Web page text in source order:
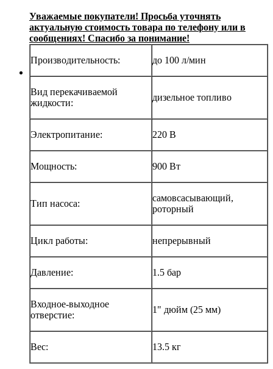
Уважаемые покупатели! Просьба уточнять
актуальную стоимость товара по телефону или в
сообщениях! Спасибо за понимание!
Производительность: до 100 л/мин
Вид перекачиваемой
жидкости:
дизельное топливо
Электропитание: 220 В
Мощность: 900 Вт
Тип насоса:
самовсасывающий,
роторный
Цикл работы: непрерывный
Давление: 1.5 бар
Входное-выходное
отверстие:
1" дюйм (25 мм)
Вес: 13.5 кг